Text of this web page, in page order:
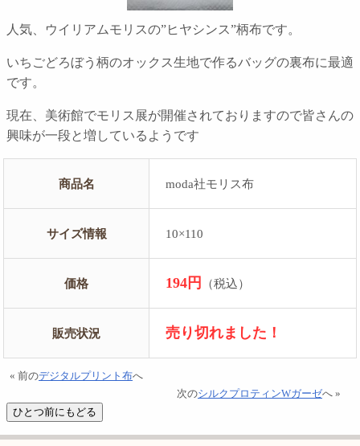
人気、ウイリアムモリスの”ヒヤシンス”柄布です。
いちごどろぼう柄のオックス生地で作るバッグの裏布に最適
です。
現在、美術館でモリス展が開催されておりますので皆さんの
興味が一段と増しているようです
商品名 moda社モリス布
サイズ情報 10×110
価格 194円 （税込）
販売状況 売り切れました！
« 前のデジタルプリント布へ
次のシルクプロティンWガーゼへ »